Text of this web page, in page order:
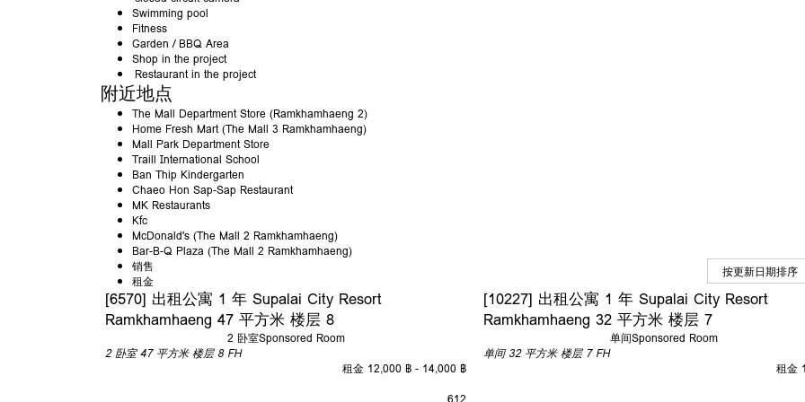
Swimming pool
Fitness
Garden / BBQ Area
Shop in the project
Restaurant in the project
附近地点
The Mall Department Store (Ramkhamhaeng 2)
Home Fresh Mart (The Mall 3 Ramkhamhaeng)
Mall Park Department Store
Traill International School
Ban Thip Kindergarten
Chaeo Hon Sap-Sap Restaurant
MK Restaurants
Kfc
McDonald's (The Mall 2 Ramkhamhaeng)
Bar-B-Q Plaza (The Mall 2 Ramkhamhaeng)
销售
租金
[6570] 出租公寓 1 年 Supalai City Resort
Ramkhamhaeng 47 平方米 楼层 8
2 卧室Sponsored Room
2 卧室 47 平方米 楼层 8 FH
租金 12,000 ฿ - 14,000 ฿
[10227] 出租公寓 1 年 Supalai City Resort
Ramkhamhaeng 32 平方米 楼层 7
单间Sponsored Room
单间 32 平方米 楼层 7 FH
租金